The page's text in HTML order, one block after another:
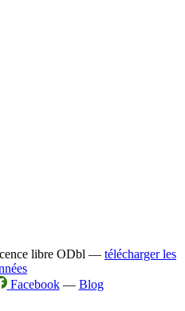
libre ODbl — télécharger les
Facebook— Blog